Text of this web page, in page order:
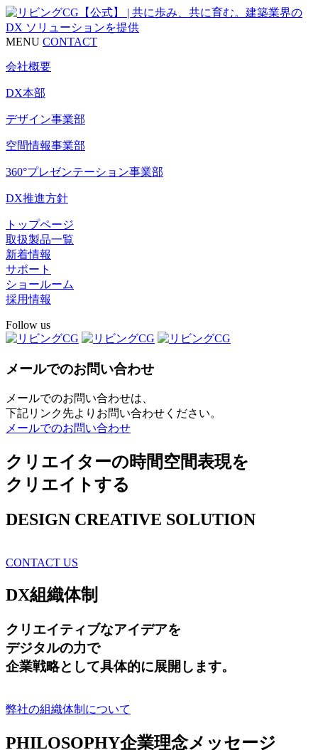
MENU CONTACT
会社概要
DX本部
デザイン事業部
空間情報事業部
360°プレゼンテーション事業部
DX推進方針
トップページ
取扱製品一覧
新着情報
サポート
ショールーム
採用情報
Follow us
メールでのお問い合わせ
メールでのお問い合わせは、
下記リンク先よりお問い合わせください。
メールでのお問い合わせ
クリエイターの時間空間表現を
クリエイトする
DESIGN CREATIVE SOLUTION
CONTACT US
DX組織体制
クリエイティブなアイデアを
デジタルの力で
企業戦略として具体的に展開します。
弊社の組織体制について
PHILOSOPHY企業理念メッセージ